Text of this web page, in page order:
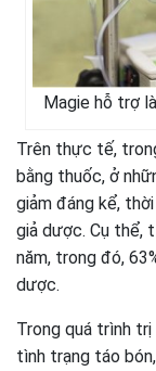
Magie hỗ trợ
Trên thực tế,
bằng thuốc, ở
giảm đáng kể,
giả dược. Cụ thể,
năm, trong đó,
dược.
Trong quá trình
tình trạng táo